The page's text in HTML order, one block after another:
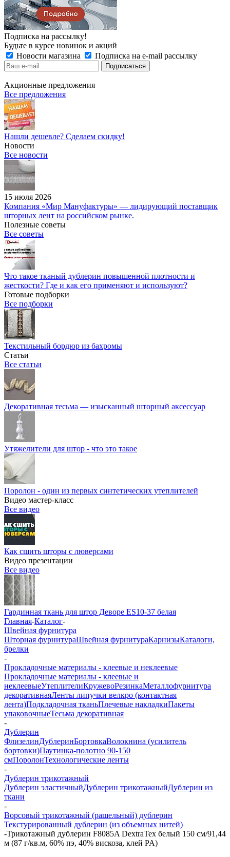
Подписка на рассылку!
Будьте в курсе новинок и акций
Новости магазина
Подписка на e-mail рассылку
Акционные предложения
Все предложения
Нашли дешевле? Сделаем скидку!
Новости
Все новости
15 июля 2026
Компания «Мир Мануфактуры» — лидирующий поставщик
шторных лент на российском рынке.
Полезные советы
Все советы
Что такое тканый дублерин повышенной плотности и
жесткости? Где и как его применяют и используют?
Готовые подборки
Все подборки
Текстильный бордюр из бахромы
Статьи
Все статьи
Декоративная тесьма — изысканный шторный аксессуар
Утяжелители для штор - что это такое
Поролон - один из первых синтетических утеплителей
Видео мастер-класс
Все видео
Как сшить шторы с люверсами
Видео презентации
Все видео
Гардинная ткань для штор Деворе ES10-37 белая
Главная-Каталог-
Швейная фурнитура
Шторная фурнитураШвейная фурнитураКарнизыКаталоги,
брелки
-
Прокладочные материалы - клеевые и неклеевые
Прокладочные материалы - клеевые и
неклеевыеУтеплителиКружевоРезинкаМеталлофурнитура
декоративнаяЛенты липучки велкро (контактная
лента)Подкладочная тканьПлечевые накладкиПакеты
упаковочныеТесьма декоративная
-
Дублерин
ФлизелинДублеринБортовкаВолокнина (усилитель
бортовки)Паутинка-полотно 90-150
смПоролонТехнологические ленты
-
Дублерин трикотажный
Дублерин эластичныйДублерин трикотажныйДублерин из
ткани
-
Ворсовый трикотажный (рашельный) дублерин
Текстурированный дублерин (из объемных нитей)
-Трикотажный дублерин F8085A DextraTex белый 150 см/91,44
м (87 г/кв.м, 60% пэ, 40% вискоза, клей PA)